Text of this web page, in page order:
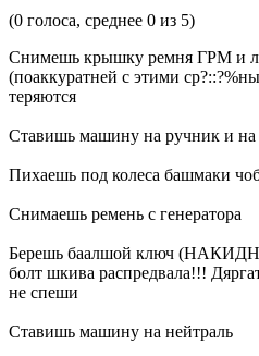
(0 голоса, среднее 0 из 5)
Снимешь крышку ремня ГРМ и
(поаккуратней с этими
теряются
Ставишь машину на ручник и на
Пихаешь под колеса башмаки
Снимаешь ремень с генератора
Берешь баалшой ключ
болт шкива распредвала!!!
не спеши
Ставишь машину на нейтраль